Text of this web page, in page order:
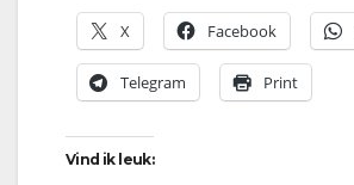
X Facebook
Telegram Print
Vind ik leuk: